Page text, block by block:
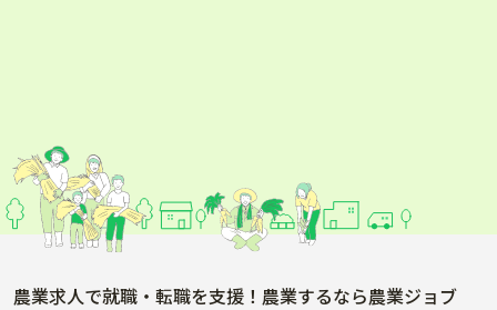
農業求人で就職・転職を支援！農業するなら農業ジョブ